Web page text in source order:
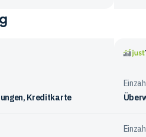
Kreditkarte